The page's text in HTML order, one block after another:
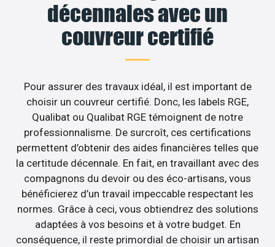
décennales avec un
couvreur certifié
Pour assurer des travaux idéal, il est important de
choisir un couvreur certifié. Donc, les labels RGE,
Qualibat ou Qualibat RGE témoignent de notre
professionnalisme. De surcroît, ces certifications
permettent d’obtenir des aides financières telles que
la certitude décennale. En fait, en travaillant avec des
compagnons du devoir ou des éco-artisans, vous
bénéficierez d’un travail impeccable respectant les
normes. Grâce à ceci, vous obtiendrez des solutions
adaptées à vos besoins et à votre budget. En
conséquence, il reste primordial de choisir un artisan